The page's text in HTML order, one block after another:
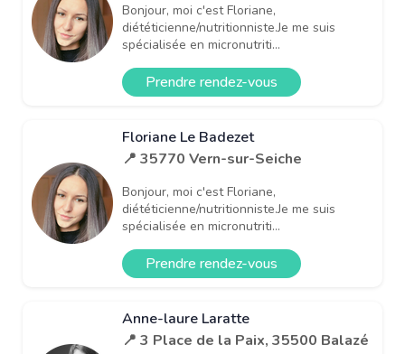
Bonjour, moi c'est Floriane,
diététicienne/nutritionniste.Je me suis
spécialisée en micronutriti...
Prendre rendez-vous
Floriane Le Badezet
📍 35770 Vern-sur-Seiche
Bonjour, moi c'est Floriane,
diététicienne/nutritionniste.Je me suis
spécialisée en micronutriti...
Prendre rendez-vous
Anne-laure Laratte
📍 3 Place de la Paix, 35500 Balazé